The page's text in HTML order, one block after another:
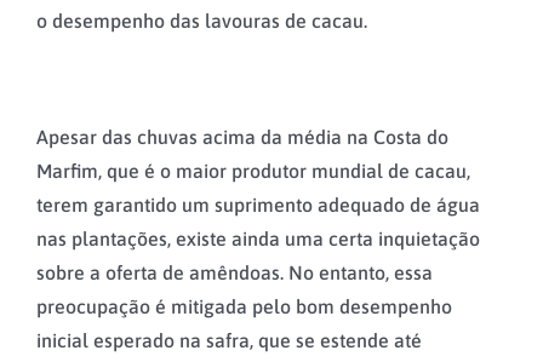
o desempenho das lavouras de cacau.
Apesar das chuvas acima da média na Costa do
Marfim, que é o maior produtor mundial de cacau,
terem garantido um suprimento adequado de água
nas plantações, existe ainda uma certa inquietação
sobre a oferta de amêndoas. No entanto, essa
preocupação é mitigada pelo bom desempenho
inicial esperado na safra, que se estende até